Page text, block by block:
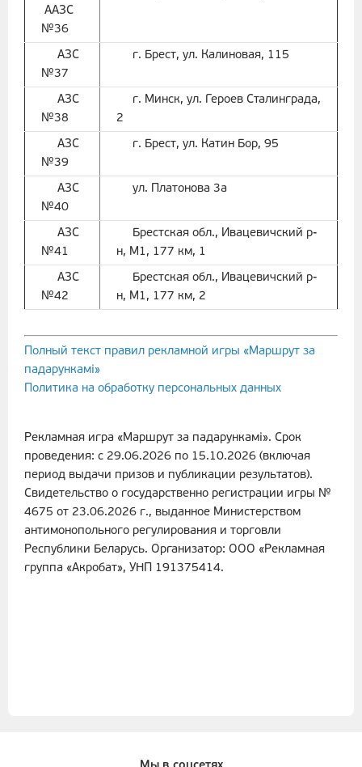
ААЗС
№36
АЗС
№37
г. Брест, ул. Калиновая, 115
АЗС
№38
г. Минск, ул. Героев Сталинграда,
2
АЗС
№39
г. Брест, ул. Катин Бор, 95
АЗС
№40
ул. Платонова 3а
АЗС
№41
Брестская обл., Ивацевичский р-
н, М1, 177 км, 1
АЗС
№42
Брестская обл., Ивацевичский р-
н, М1, 177 км, 2
Полный текст правил рекламной игры «Маршрут за
падарункамі»
Политика на обработку персональных данных
Рекламная игра «Маршрут за падарункамі». Срок
проведения: с 29.06.2026 по 15.10.2026 (включая
период выдачи призов и публикации результатов).
Свидетельство о государственно регистрации игры №
4675 от 23.06.2026 г., выданное Министерством
антимонопольного регулирования и торговли
Республики Беларусь. Организатор: ООО «Рекламная
группа «Акробат», УНП 191375414.